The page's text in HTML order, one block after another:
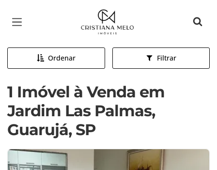
Página inicial
Ordenar Filtrar
1 Imóvel à Venda em
Jardim Las Palmas,
Guarujá, SP